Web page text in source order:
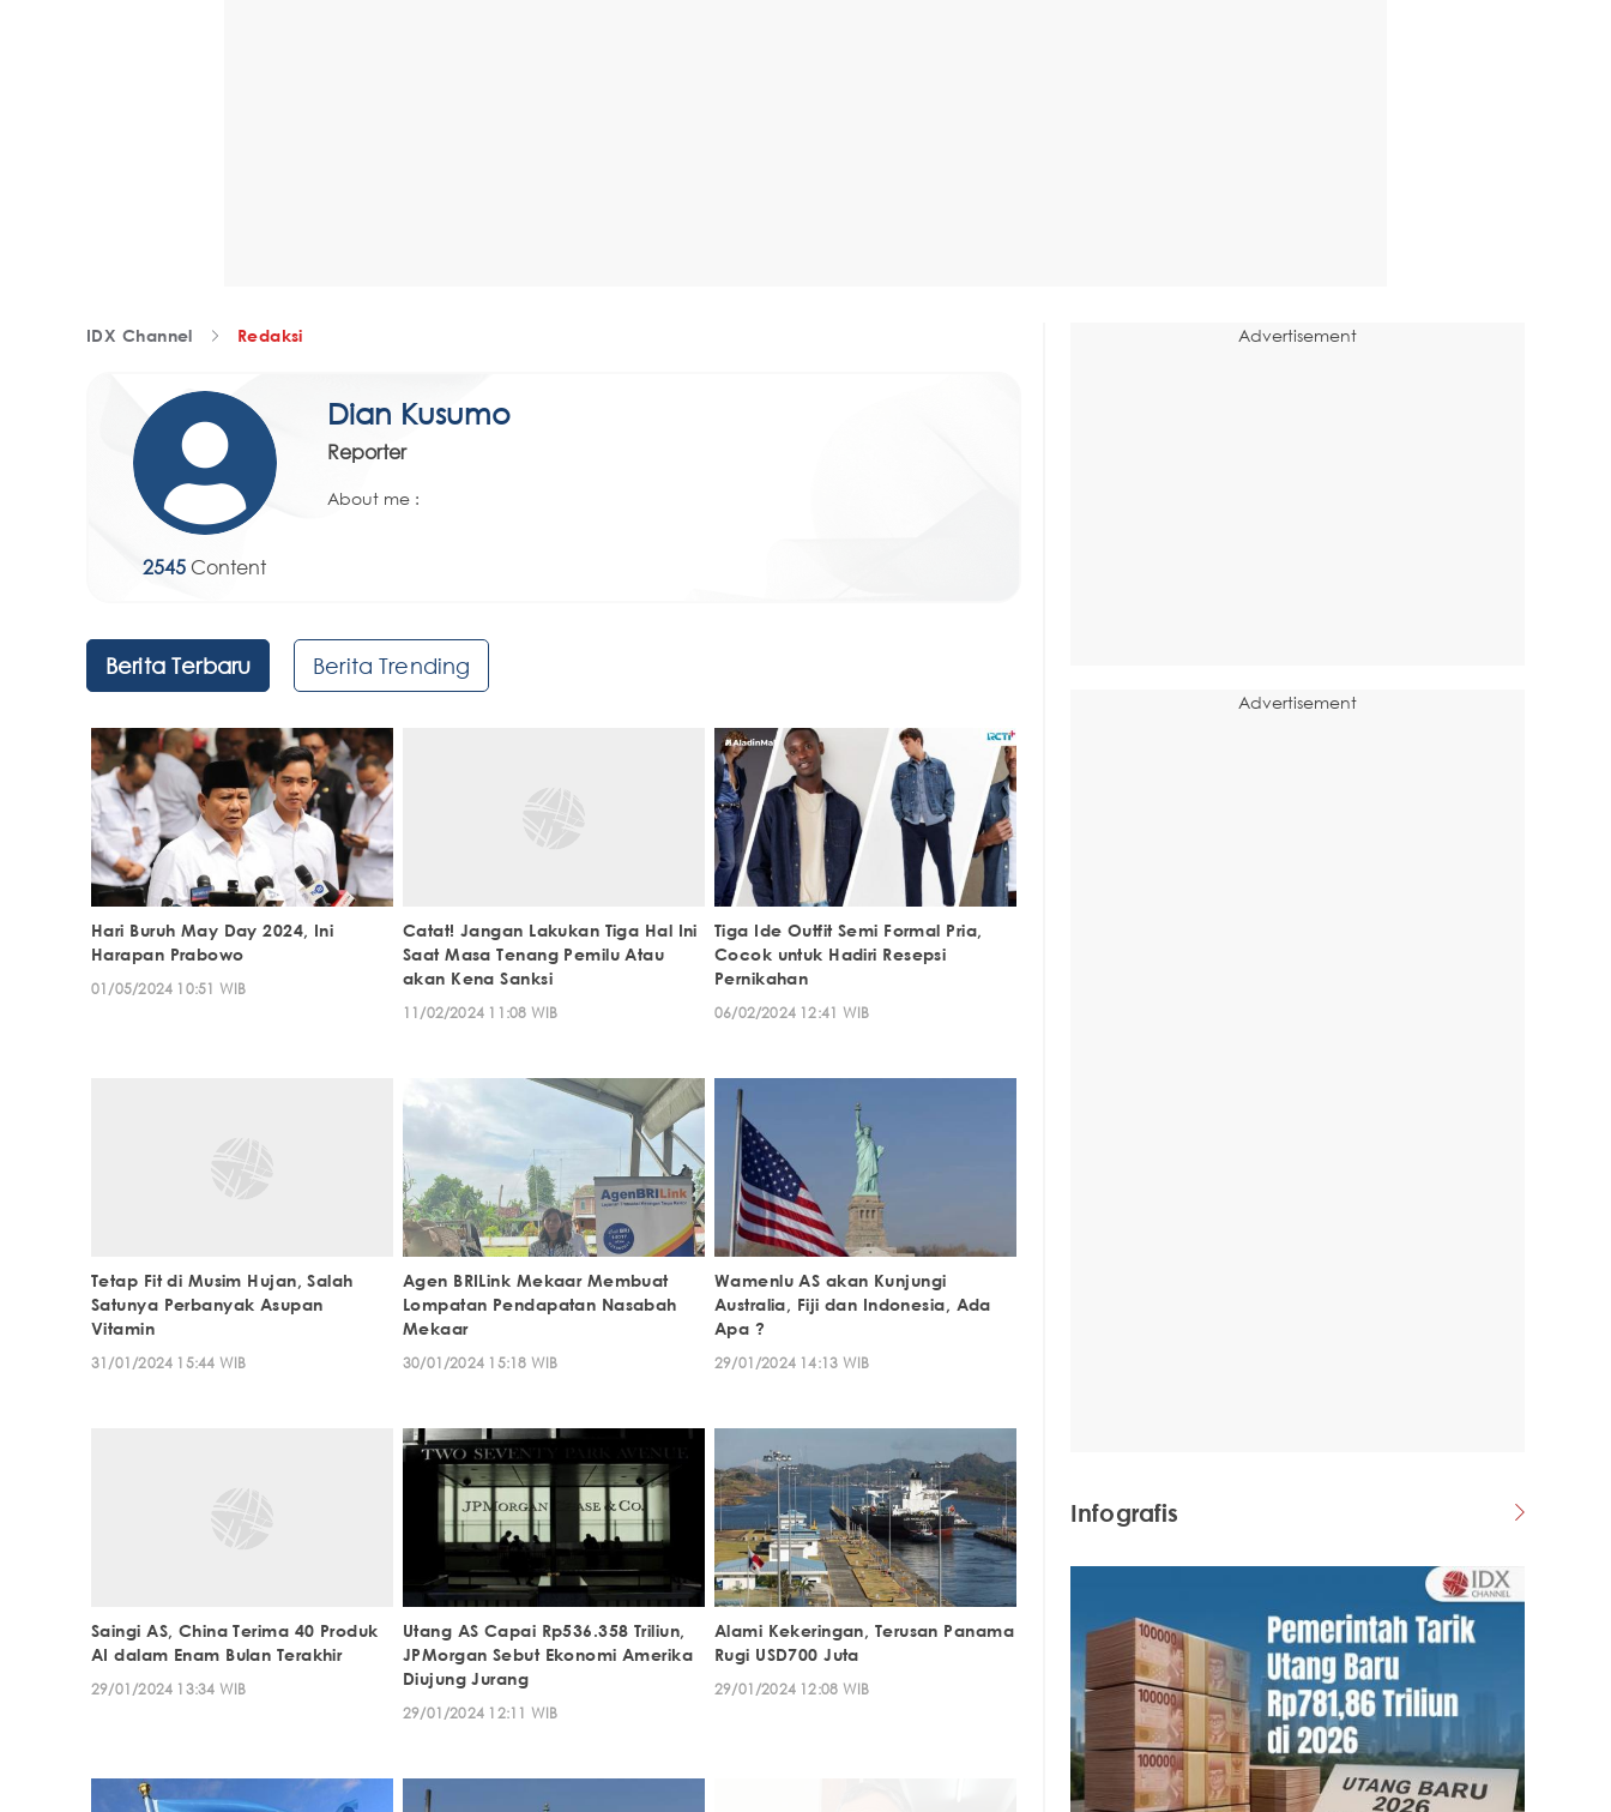
IDX Channel Redaksi
2545 Content
Dian Kusumo
Reporter
About me :
Berita Terbaru Berita Trending
Hari Buruh May Day 2024, Ini
Harapan Prabowo
01/05/2024 10:51 WIB
Catat! Jangan Lakukan Tiga Hal Ini
Saat Masa Tenang Pemilu Atau
akan Kena Sanksi
11/02/2024 11:08 WIB
Tiga Ide Outfit Semi Formal Pria,
Cocok untuk Hadiri Resepsi
Pernikahan
06/02/2024 12:41 WIB
Tetap Fit di Musim Hujan, Salah
Satunya Perbanyak Asupan
Vitamin
31/01/2024 15:44 WIB
Agen BRILink Mekaar Membuat
Lompatan Pendapatan Nasabah
Mekaar
30/01/2024 15:18 WIB
Wamenlu AS akan Kunjungi
Australia, Fiji dan Indonesia, Ada
Apa ?
29/01/2024 14:13 WIB
Saingi AS, China Terima 40 Produk
AI dalam Enam Bulan Terakhir
29/01/2024 13:34 WIB
Utang AS Capai Rp536.358 Triliun,
JPMorgan Sebut Ekonomi Amerika
Diujung Jurang
29/01/2024 12:11 WIB
Alami Kekeringan, Terusan Panama
Rugi USD700 Juta
29/01/2024 12:08 WIB
Advertisement
Advertisement
Infografis